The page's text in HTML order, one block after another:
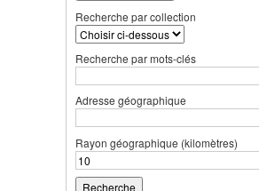
Recherche par collection
Recherche par mots-clés
Adresse géographique
Rayon géographique (kilomètres)